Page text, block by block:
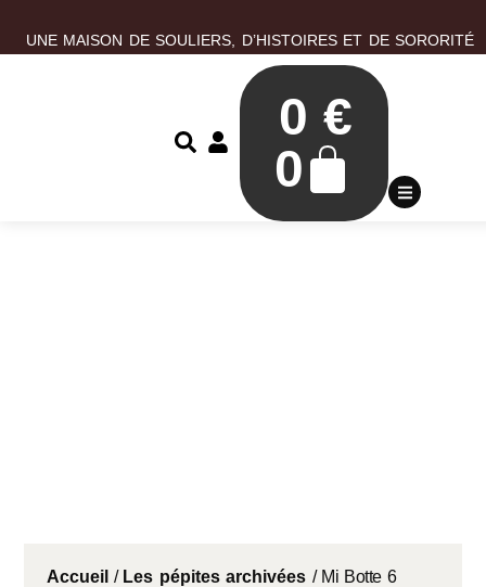
UNE MAISON DE SOULIERS, D’HISTOIRES ET DE SORORITÉ
0 €
0
Accueil / Les pépites archivées / Mi Botte 6